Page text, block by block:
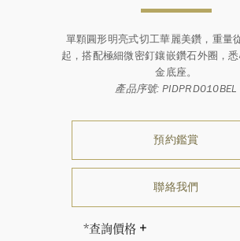
單顆圓形明亮式切工華麗美鑽，重量
起，搭配極細微密釘鑲嵌鑽石外圈，
金底座。
產品序號: PIDPRD010BEL
預約鑑賞
聯絡我們
*查詢價格